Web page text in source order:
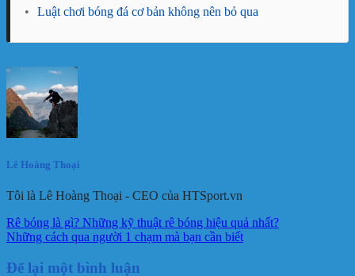
•
Luật chơi bóng đá cơ bản không nên bỏ qua
Lê Hoàng Thoại
Tôi là Lê Hoàng Thoại - CEO của HTSport.vn
Rê bóng là gì? Những kỹ thuật rê bóng hiệu quả nhất?
Những cách qua người 1 chạm mà bạn cần biết
Để lại một bình luận